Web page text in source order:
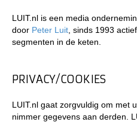
LUIT.nl is een media
door Peter Luit , sinds 1993
segmenten in de keten.
PRIVACY/COOKIES
LUIT.nl gaat zorgvuldig om met
nimmer gegevens aan derden.